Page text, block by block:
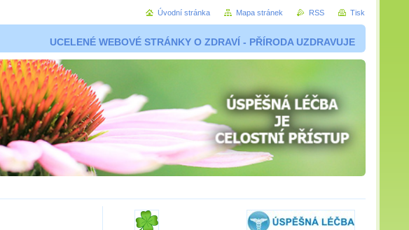
UCELENÉ WEBOVÉ STRÁNKY O ZDRAVÍ - PŘÍRODA UZDRAVUJE
Úvodní stránka Mapa stránek RSS Tisk